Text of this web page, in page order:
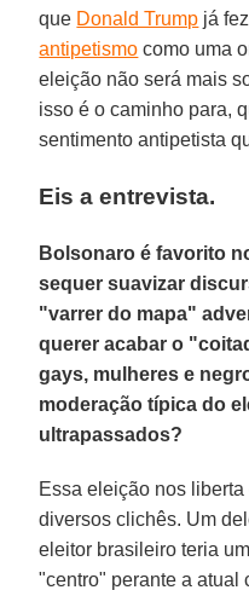
que Donald Trump já
antipetismo como uma
eleição não será mais
isso é o caminho para,
sentimento antipetista
Eis a entrevista.
Bolsonaro é favorito
sequer suavizar
"varrer do mapa"
querer acabar o
gays, mulheres e
moderação típica do
ultrapassados?
Essa eleição nos
diversos clichês. Um
eleitor brasileiro teria
"centro" perante a atual